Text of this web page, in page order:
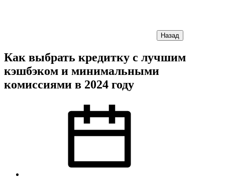
Назад
Как выбрать кредитку с лучшим
кэшбэком и минимальными
комиссиями в 2024 году